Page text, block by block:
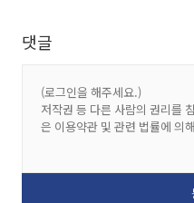
댓글